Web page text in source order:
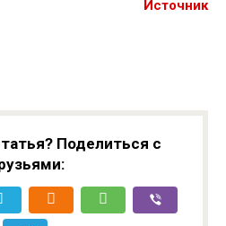
Источник
Поделиться с